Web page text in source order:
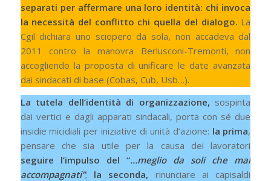
separati per affermare una loro identità: chi invoca
la necessità del conflitto chi quella del dialogo. La
Cgil dichiara uno sciopero da sola, non accadeva dal
2011 contro la manovra Berlusconi-Tremonti, non
accogliendo la proposta di unificare le date avanzata
dai sindacati di base (Cobas, Cub, Usb…).
La tutela dell’identità di organizzazione, sospinta
dai vertici e dagli apparati sindacali, porta con sé due
insidie micidiali per iniziative di unità d’azione: la prima,
pensare che sia utile per la causa dei lavoratori
seguire l’impulso del “…meglio da soli che mal
accompagnati”; la seconda, rinunciare ai capisaldi